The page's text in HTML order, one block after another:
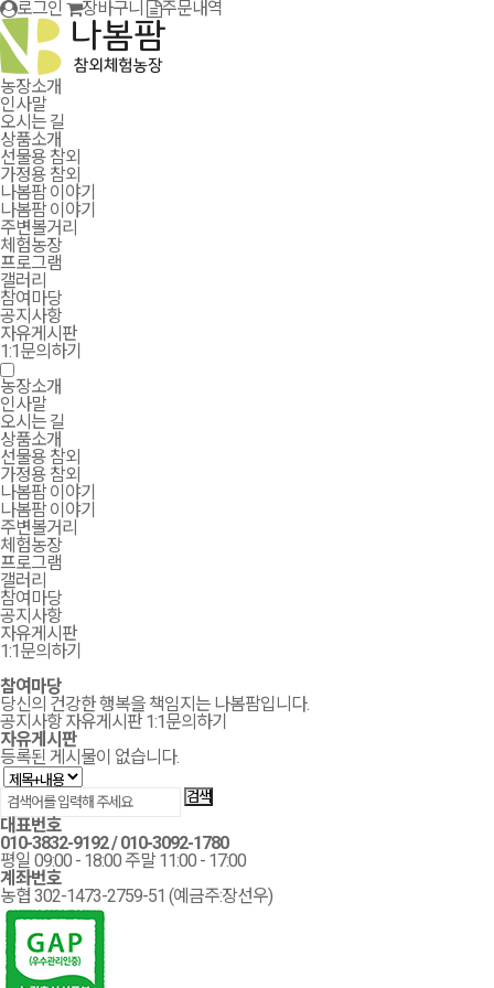
로그인 장바구니 주문내역
농장소개
인사말
오시는 길
상품소개
선물용 참외
가정용 참외
나봄팜 이야기
나봄팜 이야기
주변볼거리
체험농장
프로그램
갤러리
참여마당
공지사항
자유게시판
1:1문의하기
농장소개
인사말
오시는 길
상품소개
선물용 참외
가정용 참외
나봄팜 이야기
나봄팜 이야기
주변볼거리
체험농장
프로그램
갤러리
참여마당
공지사항
자유게시판
1:1문의하기
참여마당
당신의 건강한 행복을 책임지는 나봄팜입니다.
공지사항 자유게시판 1:1문의하기
자유게시판
등록된 게시물이 없습니다.
대표번호
010-3832-9192/010-3092-1780
평일 09:00 - 18:00 주말 11:00 - 17:00
계좌번호
농협 302-1473-2759-51 (예금주:장선우)